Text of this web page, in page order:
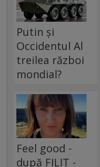
Putin și
Occidentul Al
treilea război
mondial?
Feel good -
după FILIT -